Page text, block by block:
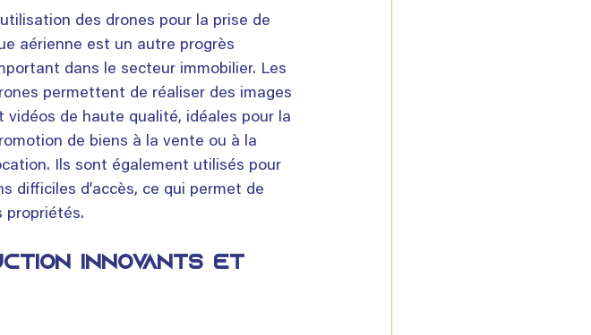
des drones pour la prise de
aérienne est un autre progrès
dans le secteur immobilier. Les
permettent de réaliser des images
vidéos de haute qualité, idéales pour la
de biens à la vente ou à la
Ils sont également utilisés pour
difficiles d’accès, ce qui permet de
propriétés.
innovants et